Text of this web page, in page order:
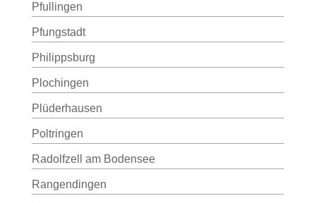
Pfullingen
Pfungstadt
Philippsburg
Plochingen
Plüderhausen
Poltringen
Radolfzell am Bodensee
Rangendingen